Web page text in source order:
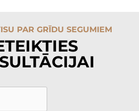
PAR GRĪDU SEGUMIEM